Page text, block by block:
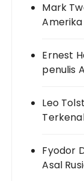
Mark
Amerika
Ernest
penulis
Leo
Fyodor
Asal